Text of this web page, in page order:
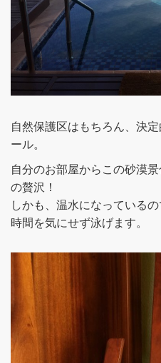
自然保護区はもちろん、決
ール。
自分のお部屋からこの砂漠
の贅沢！
しかも、温水になっている
時間を気にせず泳げます。